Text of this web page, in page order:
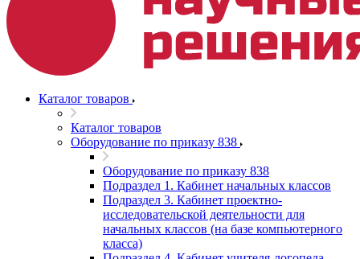
Каталог товаров
Каталог товаров
Оборудование по приказу 838
Оборудование по приказу 838
Подраздел 1. Кабинет начальных классов
Подраздел 3. Кабинет проектно-
исследовательской деятельности для
начальных классов (на базе компьютерного
класса)